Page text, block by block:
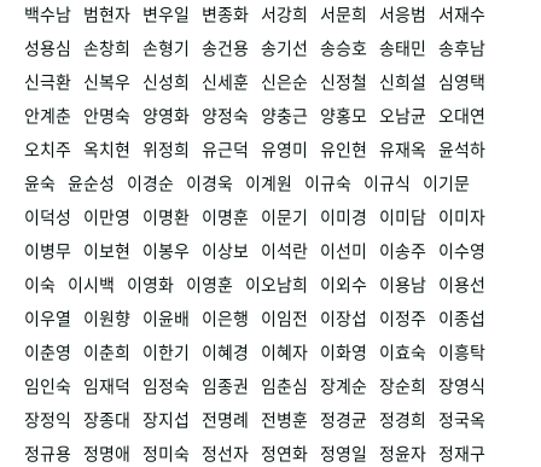
백수남 범현자 변우일 변종화 서강희 서문희 서응범
서재수
성용심 손창희 손형기 송건용 송기선 송승호 송태민 송후남
신극환 신복우 신성희 신세훈 신은순 신정철 신희설
심영택
안계춘 안명숙 양영화 양정숙 양충근 양홍모 오남균 오대연
오치주 옥치현 위정희 유근덕 유영미 유인현 유재옥 윤석하
윤숙 윤순성 이경순 이경욱 이계원 이규숙 이규식
이기문
이덕성
이만영 이명환 이명훈 이문기 이미경 이미담 이미자
이병무 이보현 이봉우 이상보 이석란 이선미 이송주 이수영
이숙 이시백 이영화 이영훈 이오남희 이외수 이용남 이용선
이우열
이원향 이윤배 이은행 이임전 이장섭 이정주 이종섭
이춘영
이춘희 이한기 이혜경 이혜자 이화영 이효숙 이흥탁
임인숙 임재덕 임정숙 임종권 임춘심 장계순 장순희 장영식
장정익 장종대 장지섭 전명례 전병훈 정경균 정경희
정국옥
정규용 정명애 정미숙 정선자 정연화 정영일 정윤자 정재구